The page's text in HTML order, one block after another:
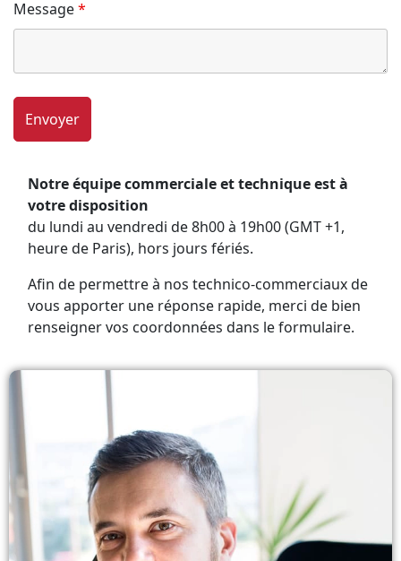
Message*
Notre équipe commerciale et technique est à
votre disposition
du lundi au vendredi de 8h00 à 19h00 (GMT +1,
heure de Paris), hors jours fériés.
Afin de permettre à nos technico-commerciaux de
vous apporter une réponse rapide, merci de bien
renseigner vos coordonnées dans le formulaire.